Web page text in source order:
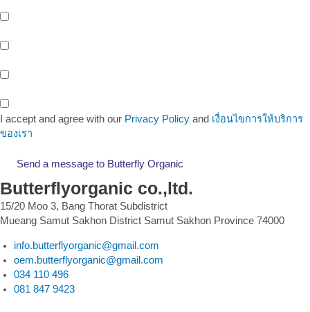
I accept and agree with our Privacy Policy and เงื่อนไขการให้บริการ
ของเรา
Send a message to Butterfly Organic
Butterflyorganic co.,ltd.
15/20 Moo 3, Bang Thorat Subdistrict
Mueang Samut Sakhon District Samut Sakhon Province 74000
info.butterflyorganic@gmail.com
oem.butterflyorganic@gmail.com
034 110 496
081 847 9423